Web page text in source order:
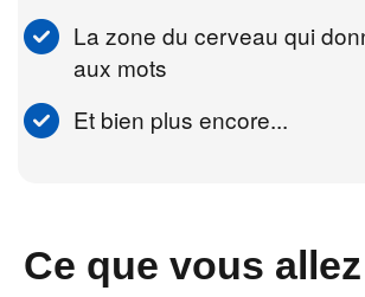
La zone du cerveau qui
aux mots
Et bien plus encore...
Ce que vous allez